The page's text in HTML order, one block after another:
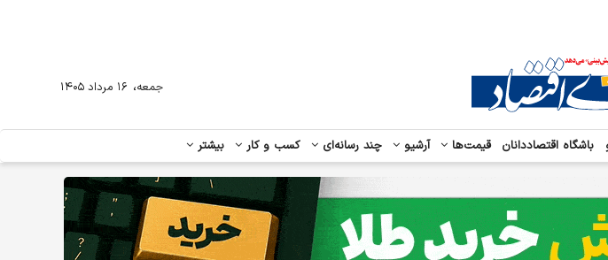
باشگاه اقتصاددانان قیمت‌ها آرشیو چند رسانه‌ای کسب و کار بیشتر
جمعه، ۱۶ مرداد ۱۴۰۵